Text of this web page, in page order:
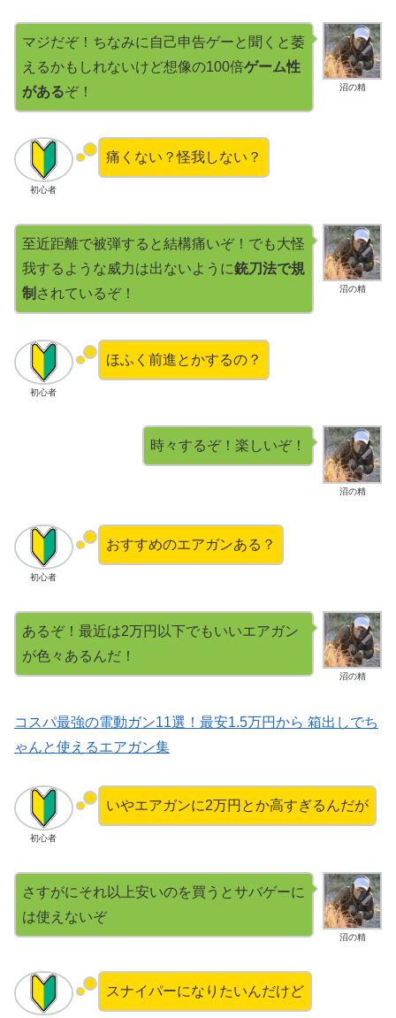
沼の精
マジだぞ！ちなみに自己申告ゲーと聞くと萎
えるかもしれないけど想像の100倍ゲーム性
があるぞ！
初心者
痛くない？怪我しない？
沼の精
至近距離で被弾すると結構痛いぞ！でも大怪
我するような威力は出ないように銃刀法で規
制 されているぞ！
初心者
ほふく前進とかするの？
沼の精
時々するぞ！楽しいぞ！
初心者
おすすめのエアガンある？
沼の精
あるぞ！最近は2万円以下でもいいエアガン
が色々あるんだ！
コスパ最強の電動ガン11選！最安1.5万円から 箱出しでち
ゃんと使えるエアガン集
初心者
いやエアガンに2万円とか高すぎるんだが
沼の精
さすがにそれ以上安いのを買うとサバゲーに
は使えないぞ
スナイパーになりたいんだけど